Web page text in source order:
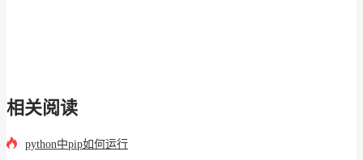
相关阅读
python中pip如何运行